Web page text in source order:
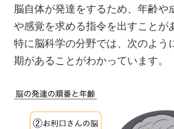
脳自体が発達をするため、年齢や
や感覚を求める指令を出すことが
特に脳科学の分野では、次のよう
期があることがわかっています。